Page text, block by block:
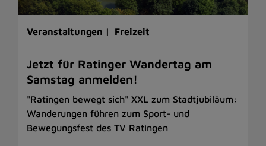
Veranstaltungen | Freizeit
Jetzt für Ratinger Wandertag am
Samstag anmelden!
"Ratingen bewegt sich" XXL zum Stadtjubiläum:
Wanderungen führen zum Sport- und
Bewegungsfest des TV Ratingen